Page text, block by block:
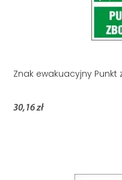
Znak ewakuacyjny Punkt
30,16 zł